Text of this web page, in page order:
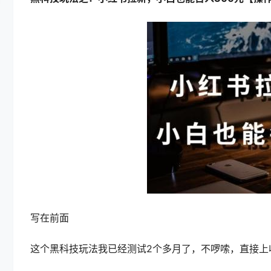
写在前面
这个黑科技玩法我已经测试2个多月了，不啰嗦，直接上